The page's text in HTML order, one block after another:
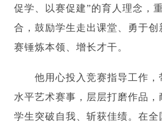
促学、以赛促建”的育人理念，
合，鼓励学生走出课堂、勇于
赛锤炼本领、增长才干。
他用心投入竞赛指导工作
水平艺术赛事，层层打磨作品，
学生突破自我、斩获佳绩。在